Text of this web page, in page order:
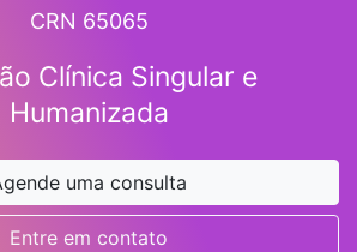
CRN 65065
Clínica Singular e
Humanizada
uma consulta
Entre em contato